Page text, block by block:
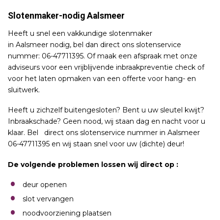
Slotenmaker-nodig Aalsmeer
Heeft u snel een vakkundige slotenmaker
in Aalsmeer nodig, bel dan direct ons slotenservice
nummer: 06-47711395. Of maak een afspraak met onze
adviseurs voor een vrijblijvende inbraakpreventie check of
voor het laten opmaken van een offerte voor hang- en
sluitwerk.
Heeft u zichzelf buitengesloten? Bent u uw sleutel kwijt?
Inbraakschade? Geen nood, wij staan dag en nacht voor u
klaar. Bel direct ons slotenservice nummer in Aalsmeer
06-47711395 en wij staan snel voor uw (dichte) deur!
De volgende problemen lossen wij direct op :
deur openen
slot vervangen
noodvoorziening plaatsen